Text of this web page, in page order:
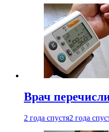
Врач
2 года спустя2 года